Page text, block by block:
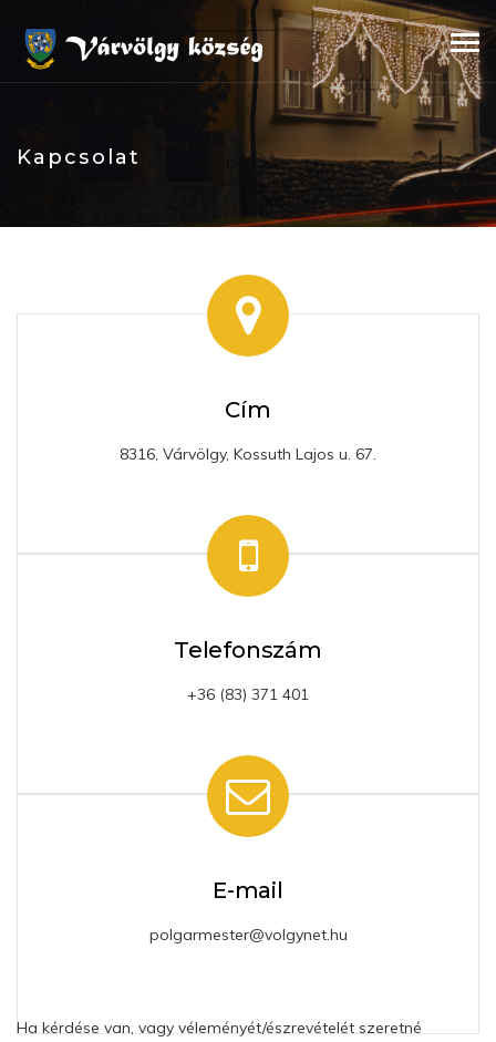
content
Kapcsolat
Cím
8316, Várvölgy, Kossuth Lajos u. 67.
Telefonszám
+36 (83) 371 401
E-mail
polgarmester@volgynet.hu
Ha kérdése van, vagy véleményét/észrevételét szeretné